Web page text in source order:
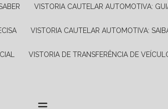
VISTORIA CAUTELAR AUTOMOTIVA:
VISTORIA CAUTELAR AUTOMOTIVA:
VISTORIA DE TRANSFERÊNCIA DE